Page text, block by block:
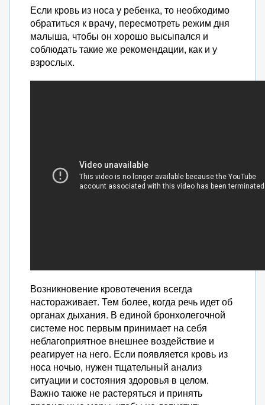
Если кровь из носа у ребенка, то необходимо
обратиться к врачу, пересмотреть режим дня
малыша, чтобы он хорошо высыпался и
соблюдать такие же рекомендации, как и у
взрослых.
Возникновение кровотечения всегда
настораживает. Тем более, когда речь идет об
органах дыхания. В единой бронхолегочной
системе нос первым принимает на себя
неблагоприятное внешнее воздействие и
реагирует на него. Если появляется кровь из
носа ночью, нужен тщательный анализ
ситуации и состояния здоровья в целом.
Важно также не растеряться и принять